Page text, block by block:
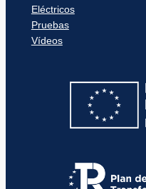
Eléctricos
Pruebas
Vídeos